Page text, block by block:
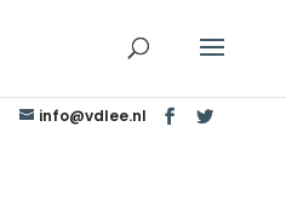
info@vdlee.nl